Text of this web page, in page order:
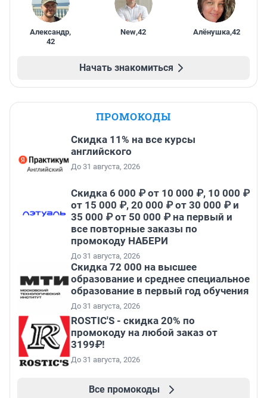
Александр,
42
New,42 Алёнушка,42
Начать знакомиться
ПРОМОКОДЫ
Скидка 11% на все курсы
английского
До 31 августа, 2026
Скидка 6 000 ₽ от 10 000 ₽, 10 000 ₽
от 15 000 ₽, 20 000 ₽ от 30 000 ₽ и
35 000 ₽ от 50 000 ₽ на первый и
все повторные заказы по
промокоду НАБЕРИ
До 31 августа, 2026
Скидка 72 000 на высшее
образование и среднее специальное
образование в первый год обучения
До 31 августа, 2026
ROSTIC'S - скидка 20% по
промокоду на любой заказ от
3199₽!
До 31 августа, 2026
Все промокоды